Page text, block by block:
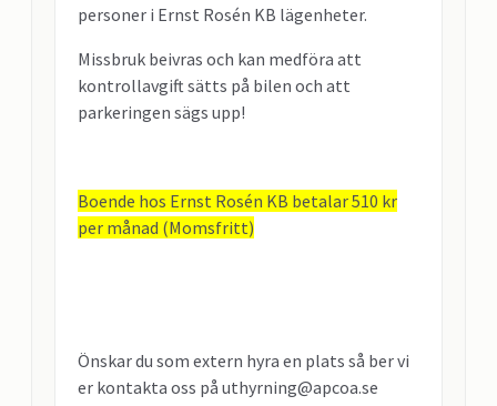
personer i Ernst Rosén KB lägenheter.
Missbruk beivras och kan medföra att
kontrollavgift sätts på bilen och att
parkeringen sägs upp!
Boende hos Ernst Rosén KB betalar 510 kr
per månad (Momsfritt)
Önskar du som extern hyra en plats så ber vi
er kontakta oss på uthyrning@apcoa.se